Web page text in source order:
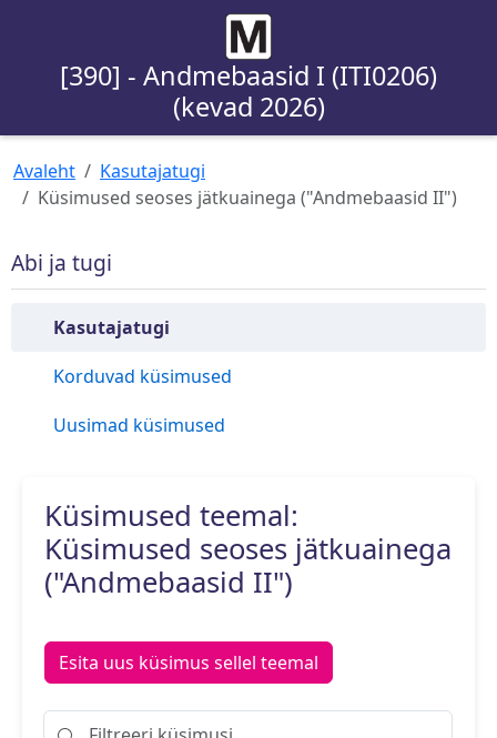
[390] - Andmebaasid I (ITI0206)
(kevad 2026)
Avaleht
Kasutajatugi
Küsimused seoses jätkuainega ("Andmebaasid II")
Abi ja tugi
Kasutajatugi
Korduvad küsimused
Uusimad küsimused
Küsimused teemal:
Küsimused seoses jätkuainega
("Andmebaasid II")
Esita uus küsimus sellel teemal
Filtreeri küsimusi